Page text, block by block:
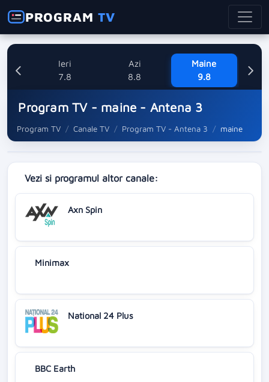
PROGRAMTV
Ieri
7.8
Azi
8.8
Maine
9.8
Program TV - maine - Antena 3
Program TV Canale TV Program TV - Antena 3 maine
Vezi si programul altor canale:
Axn Spin
Minimax
National 24 Plus
BBC Earth